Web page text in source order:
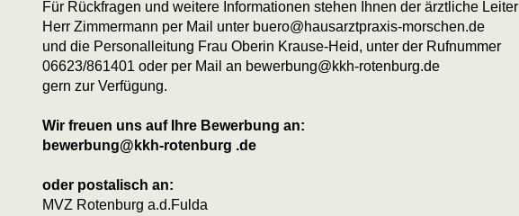
Für Rückfragen und weitere Informationen stehen Ihnen der ärztliche Leiter
Herr Zimmermann per Mail unter buero@hausarztpraxis-morschen.de
und die Personalleitung Frau Oberin Krause-Heid, unter der Rufnummer
06623/861401 oder per Mail an bewerbung@kkh-rotenburg.de
gern zur Verfügung.
Wir freuen uns auf Ihre Bewerbung an:
bewerbung@kkh-rotenburg .de
oder postalisch an:
MVZ Rotenburg a.d.Fulda